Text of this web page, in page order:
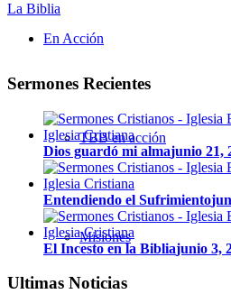
En Acción
TBB en acción
Misiones
La Biblia
Sermones Recientes
Dios guardó mi almajunio 21,
Entendiendo el Sufrimiento
El Incesto en la Bibliajunio 3,
Ultimas Noticias